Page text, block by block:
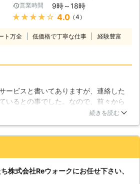
ークス高槻へご依頼ください。紛失キ
ーの作成の場合は10分～2時間程度の
ために高い防犯性が求められます。そ
れは空き巣などの鍵に関する犯罪の手
プのものだと簡単に開けられてしま
つけることも防犯性を高めます。しか
し、鍵の高い防犯性のために起こるト
ラブルも実はあります。鍵の紛失はそ
の代表的な例と言えるでしょう。鍵を
開けることができなくなった途端、高
するために、私たちはいるのです。鍵
のトラブルでしたら、私たちにお任せ
営業時間 9時～18時
★★★★★ 4.0（4）
ト万全 低価格で丁寧な仕事 経験豊富
ービスと書いてありますが、連絡した
いるとの事でした。なので、前々から
を変えてもらおうと話を聞きました。
交換をお願いする事が出来ます。
月20日
続きを読む
株式会社Reウォークにお任せ下さい、